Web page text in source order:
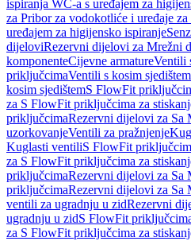
ispiranja WC-a s uređajem za
za Pribor za vodokotliće i uređaje
uređajem za higijensko ispiranje
dijeloviRezervni dijelovi za Mrežni
komponenteCijevne armatureVentili
priključcimaVentili s kosim sjedištem
kosim sjedištemS FlowFit
za S FlowFit priključcima za
priključcimaRezervni dijelovi za Sa
uzorkovanjeVentili za pražnjenje
Kuglasti ventiliS FlowFit
za S FlowFit priključcima za
priključcimaRezervni dijelovi za Sa
priključcimaRezervni dijelovi za Sa
ventili za ugradnju u zidRezervni
ugradnju u zidS FlowFit
za S FlowFit priključcima za